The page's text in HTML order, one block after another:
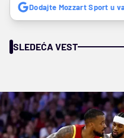
Dodajte Mozzart Sport u
SLEDEĆA VEST